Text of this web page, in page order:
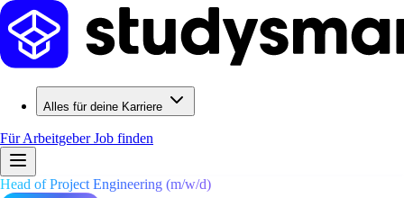
Alles für deine Karriere
Für ArbeitgeberJob finden
Head of Project Engineering (m/w/d)